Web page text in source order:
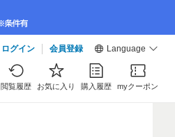
ログイン 会員登録 Language
閲覧履歴 お気に入り 購入履歴 myクーポン